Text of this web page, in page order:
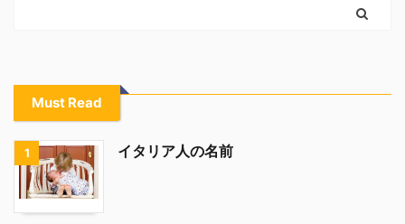
Must Read
1 イタリア人の名前